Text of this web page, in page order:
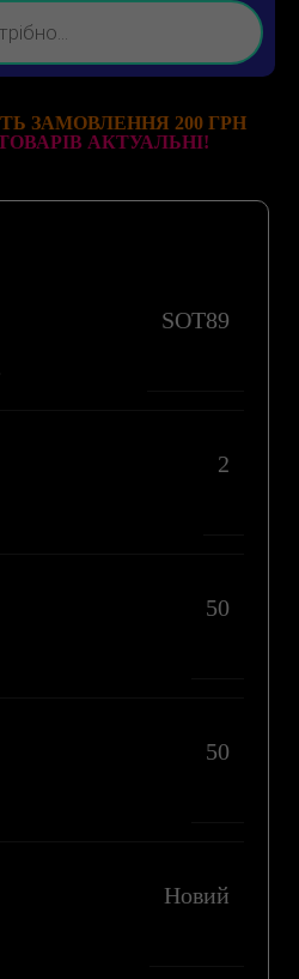
ЗАМОВЛЕННЯ 200 ГРН
АКТУАЛЬНІ!
SOT89
2
50
50
Новий